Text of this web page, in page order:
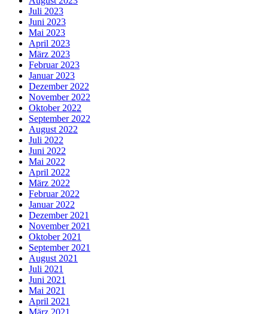
Juli 2023
Juni 2023
Mai 2023
April 2023
März 2023
Februar 2023
Januar 2023
Dezember 2022
November 2022
Oktober 2022
September 2022
August 2022
Juli 2022
Juni 2022
Mai 2022
April 2022
März 2022
Februar 2022
Januar 2022
Dezember 2021
November 2021
Oktober 2021
September 2021
August 2021
Juli 2021
Juni 2021
Mai 2021
April 2021
März 2021